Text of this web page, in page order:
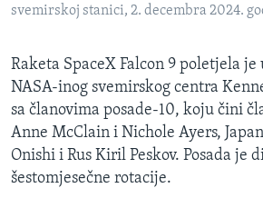
svemirskoj stanici, 2. decembra 2024.
Raketa SpaceX Falcon 9 poletjela je
NASA-inog svemirskog centra
sa članovima posade-10, koju čini
Anne McClain i Nichole Ayers,
Onishi i Rus Kiril Peskov. Posada je
šestomjesečne rotacije.